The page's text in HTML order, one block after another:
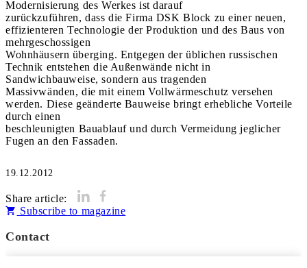
Modernisierung des Werkes ist darauf
zurückzuführen, dass die Firma DSK Block zu einer neuen,
effizienteren Technologie der Produktion und des Baus von
mehrgeschossigen
Wohnhäusern überging. Entgegen der üblichen russischen
Technik entstehen die Außenwände nicht in
Sandwichbauweise, sondern aus tragenden
Massivwänden, die mit einem Vollwärmeschutz versehen
werden. Diese geänderte Bauweise bringt erhebliche Vorteile
durch einen
beschleunigten Bauablauf und durch Vermeidung jeglicher
Fugen an den Fassaden.
19.12.2012
Share article:
Subscribe to magazine
Contact